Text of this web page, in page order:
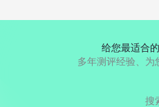
给您最适合
多年测评经验、为
搜